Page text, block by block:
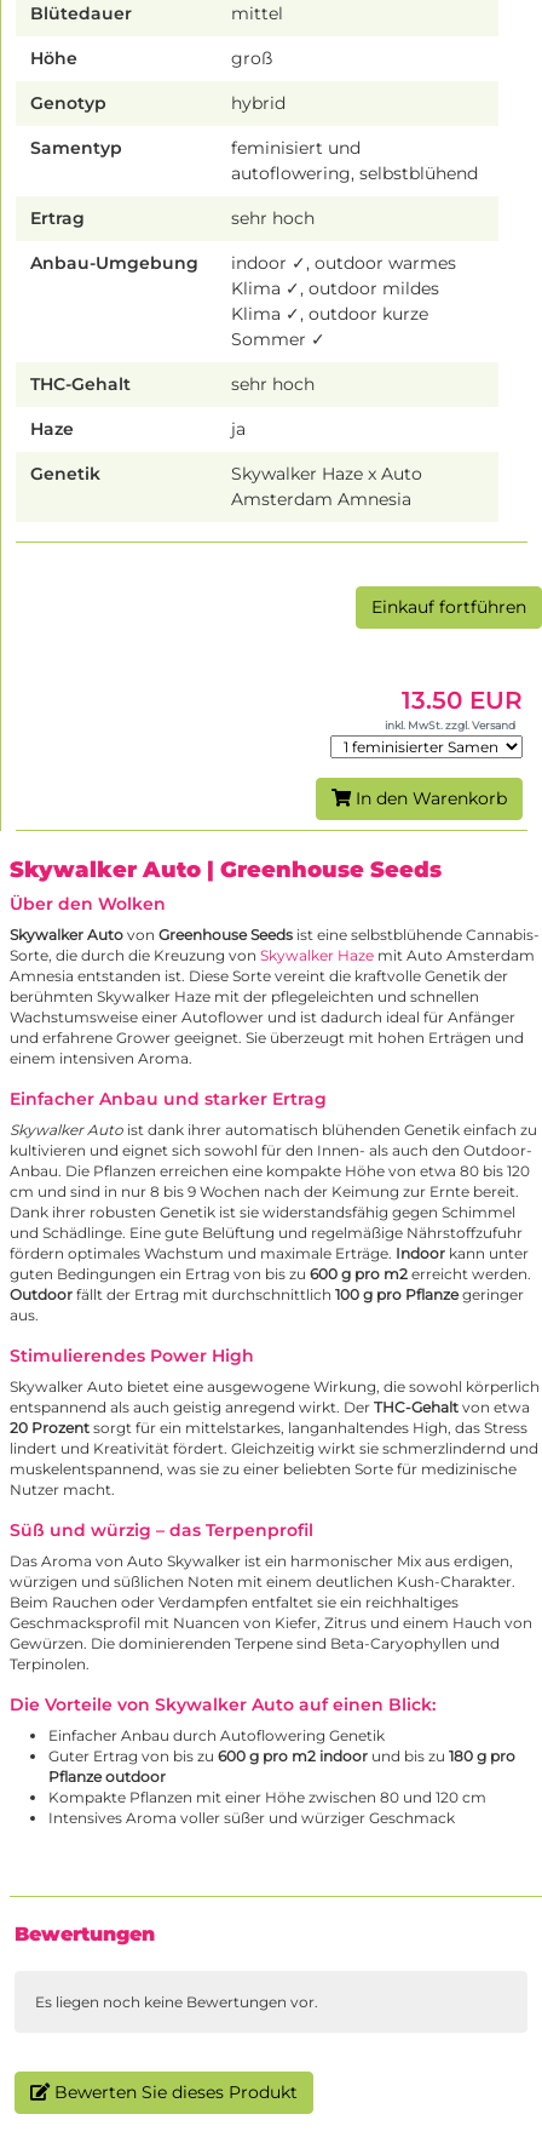
Blütedauer mittel
Höhe groß
Genotyp hybrid
Samentyp
feminisiert und
autoflowering, selbstblühend
Ertrag sehr hoch
Anbau-Umgebung
indoor ✓, outdoor warmes
Klima ✓, outdoor mildes
Klima ✓, outdoor kurze
Sommer ✓
THC-Gehalt sehr hoch
Haze ja
Genetik
Skywalker Haze x Auto
Amsterdam Amnesia
Einkauf fortführen
13.50 EUR
inkl. MwSt. zzgl. Versand
In den Warenkorb
Skywalker Auto | Greenhouse Seeds
Über den Wolken
Skywalker Auto von Greenhouse Seeds ist eine selbstblühende Cannabis-
Sorte, die durch die Kreuzung von Skywalker Haze mit Auto Amsterdam
Amnesia entstanden ist. Diese Sorte vereint die kraftvolle Genetik der
berühmten Skywalker Haze mit der pflegeleichten und schnellen
Wachstumsweise einer Autoflower und ist dadurch ideal für Anfänger
und erfahrene Grower geeignet. Sie überzeugt mit hohen Erträgen und
einem intensiven Aroma.
Einfacher Anbau und starker Ertrag
Skywalker Auto ist dank ihrer automatisch blühenden Genetik einfach zu
kultivieren und eignet sich sowohl für den Innen- als auch den Outdoor-
Anbau. Die Pflanzen erreichen eine kompakte Höhe von etwa 80 bis 120
cm und sind in nur 8 bis 9 Wochen nach der Keimung zur Ernte bereit.
Dank ihrer robusten Genetik ist sie widerstandsfähig gegen Schimmel
und Schädlinge. Eine gute Belüftung und regelmäßige Nährstoffzufuhr
fördern optimales Wachstum und maximale Erträge. Indoor kann unter
guten Bedingungen ein Ertrag von bis zu 600 g pro m2 erreicht werden.
Outdoor fällt der Ertrag mit durchschnittlich 100 g pro Pflanzegeringer
aus.
Stimulierendes Power High
Skywalker Auto bietet eine ausgewogene Wirkung, die sowohl körperlich
entspannend als auch geistig anregend wirkt. Der THC-Gehalt von etwa
20 Prozent sorgt für ein mittelstarkes, langanhaltendes High, das Stress
lindert und Kreativität fördert. Gleichzeitig wirkt sie schmerzlindernd und
muskelentspannend, was sie zu einer beliebten Sorte für medizinische
Nutzer macht.
Süß und würzig – das Terpenprofil
Das Aroma von Auto Skywalker ist ein harmonischer Mix aus erdigen,
würzigen und süßlichen Noten mit einem deutlichen Kush-Charakter.
Beim Rauchen oder Verdampfen entfaltet sie ein reichhaltiges
Geschmacksprofil mit Nuancen von Kiefer, Zitrus und einem Hauch von
Gewürzen. Die dominierenden Terpene sind Beta-Caryophyllen und
Terpinolen.
Die Vorteile von Skywalker Auto auf einen Blick:
Einfacher Anbau durch Autoflowering Genetik
Guter Ertrag von bis zu 600 g pro m2 indoor und bis zu 180 g pro
Pflanze outdoor
Kompakte Pflanzen mit einer Höhe zwischen 80 und 120 cm
Intensives Aroma voller süßer und würziger Geschmack
Bewertungen
Es liegen noch keine Bewertungen vor.
Bewerten Sie dieses Produkt